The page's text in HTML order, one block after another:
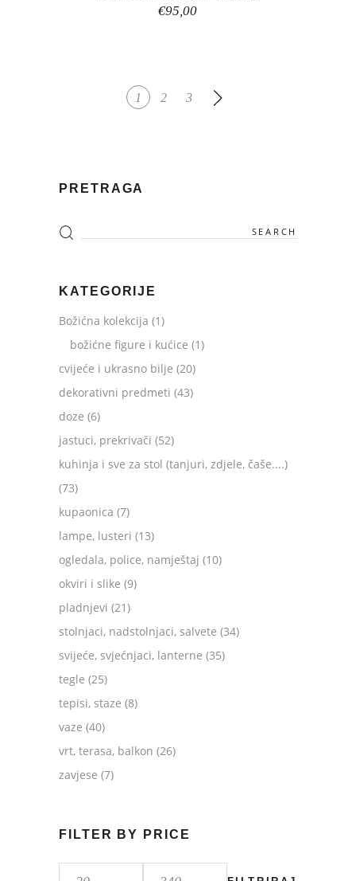
€95,00
1 2 3
PRETRAGA
Search
for:
KATEGORIJE
Božićna kolekcija (1)
božićne figure i kućice (1)
cvijeće i ukrasno bilje (20)
dekorativni predmeti (43)
doze (6)
jastuci, prekrivači (52)
kuhinja i sve za stol (tanjuri, zdjele, čaše....)
(73)
kupaonica (7)
lampe, lusteri (13)
ogledala, police, namještaj (10)
okviri i slike (9)
pladnjevi (21)
stolnjaci, nadstolnjaci, salvete (34)
svijeće, svjećnjaci, lanterne (35)
tegle (25)
tepisi, staze (8)
vaze (40)
vrt, terasa, balkon (26)
zavjese (7)
FILTER BY PRICE